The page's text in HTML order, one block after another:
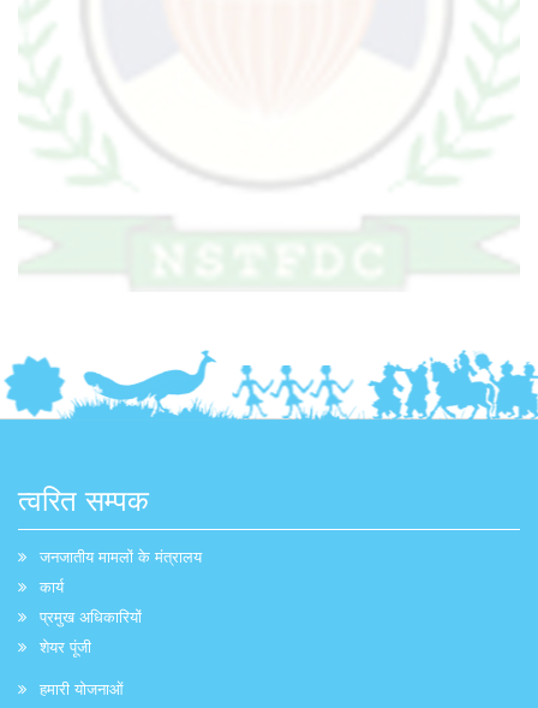
त्वरित सम्पक
जनजातीय मामलों के मंत्रालय
कार्य
प्रमुख अधिकारियों
शेयर पूंजी
हमारी योजनाओं